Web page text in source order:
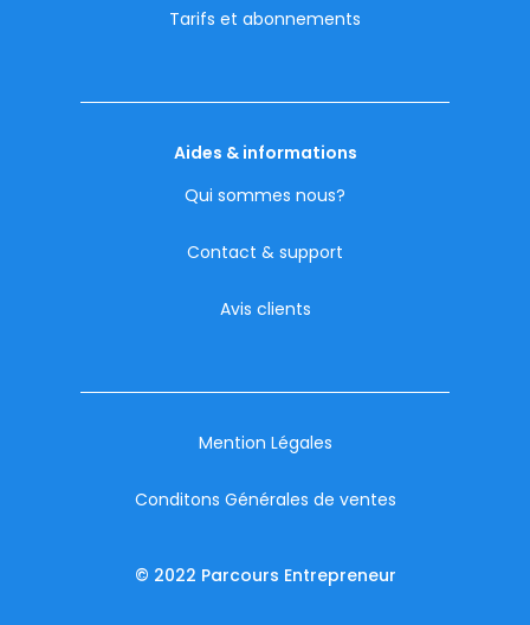
Tarifs et abonnements
Aides & informations
Qui sommes nous?
Contact & support
Avis clients
Mention Légales
Conditons Générales de ventes
© 2022 Parcours Entrepreneur